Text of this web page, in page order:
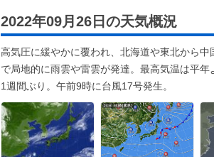
2022年09月26日の天気概況
高気圧に緩やかに覆われ、北海道や東北から
で局地的に雨雲や雷雲が発達。最高気温は平
1週間ぶり。午前9時に台風17号発生。